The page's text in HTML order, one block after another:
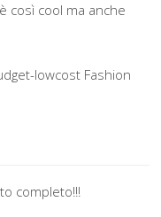
così cool ma anche
lowcost Fashion
completo!!!